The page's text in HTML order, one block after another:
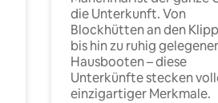
die Unterkunft. Von
Blockhütten an den
bis hin zu ruhig
Hausbooten – diese
Unterkünfte stecken
einzigartiger Merkmale.